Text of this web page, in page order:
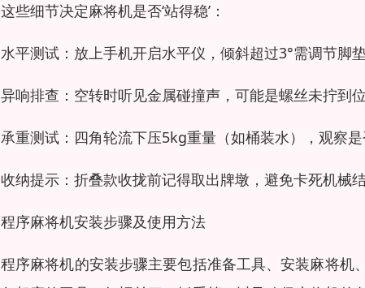
这些细节决定麻将机是否‘站得稳’：
水平测试：放上手机开启水平仪，倾斜超过3°需调节脚垫
异响排查：空转时听见金属碰撞声，可能是螺丝未拧到位
承重测试：四角轮流下压5kg重量（如桶装水），观察
收纳提示：折叠款收拢前记得取出牌墩，避免卡死机械
程序麻将机安装步骤及使用方法
程序麻将机的安装步骤主要包括准备工具、安装麻将